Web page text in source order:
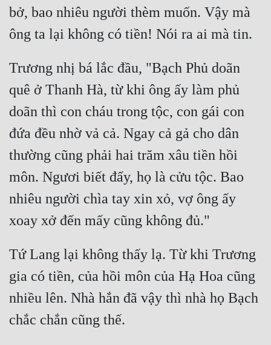
bở, bao nhiêu người thèm muốn. Vậy mà
Trương nhị bá lắc đầu, "Bạch Phủ doãn
quê ở Thanh Hà, từ khi ông ấy làm phủ
doãn thì con cháu trong tộc, con gái con
đứa đều nhờ vả cả. Ngay cả gả cho dân
thường cũng phải hai trăm xâu tiền hồi
môn. Ngươi biết đấy, họ là cửu tộc. Bao
nhiêu người chìa tay xin xỏ, vợ ông ấy
Tứ Lang lại không thấy lạ. Từ khi Trương
gia có tiền, của hồi môn của Hạ Hoa cũng
nhiều lên. Nhà hắn đã vậy thì nhà họ Bạch